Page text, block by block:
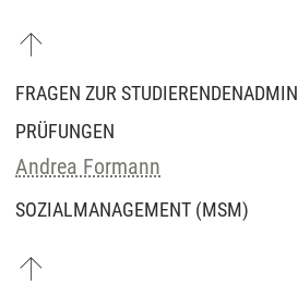
FRAGEN ZUR
PRÜFUNGEN
Andrea Formann
SOZIALMANAGEMENT (MSM)